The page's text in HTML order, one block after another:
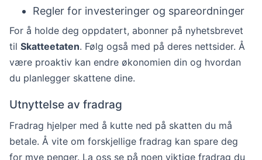
Regler for investeringer og spareordninger
For å holde deg oppdatert, abonner på nyhetsbrevet
til Skatteetaten. Følg også med på deres nettsider. Å
være proaktiv kan endre økonomien din og hvordan
du planlegger skattene dine.
Utnyttelse av fradrag
Fradrag hjelper med å kutte ned på skatten du må
betale. Å vite om forskjellige fradrag kan spare deg
for mye penger. La oss se på noen viktige fradrag du